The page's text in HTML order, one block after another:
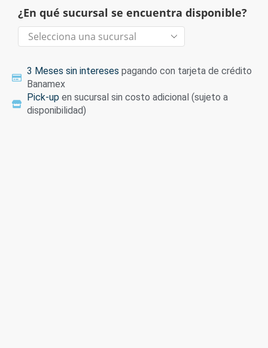
¿En qué sucursal se encuentra disponible?
3 Meses sin intereses pagando con tarjeta de crédito
Banamex
Pick-up en sucursal sin costo adicional (sujeto a
disponibilidad)